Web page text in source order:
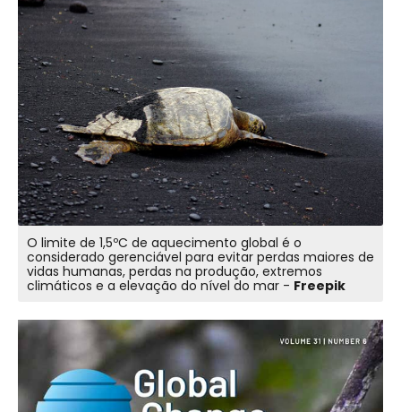
O limite de 1,5ºC de aquecimento global é o
considerado gerenciável para evitar perdas maiores de
vidas humanas, perdas na produção, extremos
climáticos e a elevação do nível do mar - Freepik